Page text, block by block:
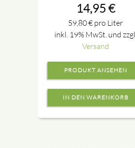
14,95 €
59,80€ pro Liter
inkl. 19% MwSt. und zzgl.
Versand
PRODUKT ANSEHEN